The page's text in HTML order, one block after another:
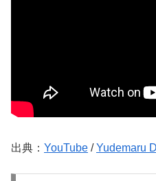
出典： YouTube /Yudemaru